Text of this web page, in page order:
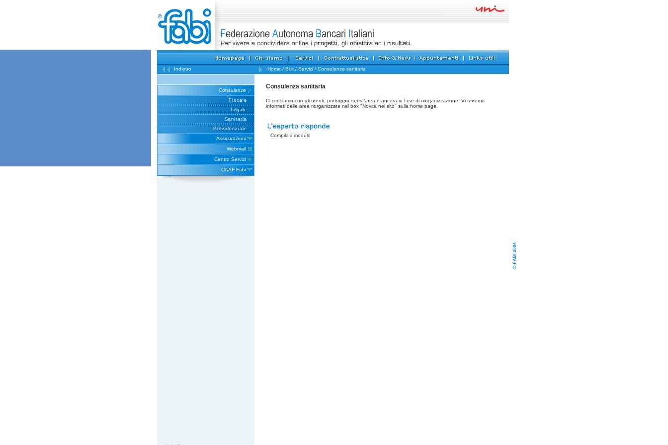
Indietro Home / Bi.it / Servizi / Consulenza sanitaria
Consulenze
Fiscale
Legale
Sanitaria
Previdenziale
Assicurazioni
Webmail
Centro Servizi
CAAF Fabi
Consulenza sanitaria
Ci scusiamo con gli utenti, purtroppo quest'area è ancora in fase di riorganizzazione. Vi terremo
informati delle aree riorganizzate nel box "Novità nel sito" sulla home page.
Compila il modulo